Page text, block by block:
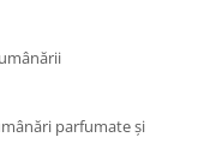
parfumate și